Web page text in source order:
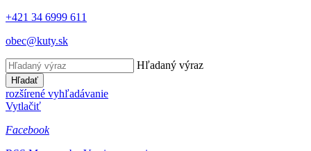
+421 34 6999 611
obec@kuty.sk
Hľadaný výraz
Hľadať
rozšírené vyhľadávanie
Vytlačiť
Facebook